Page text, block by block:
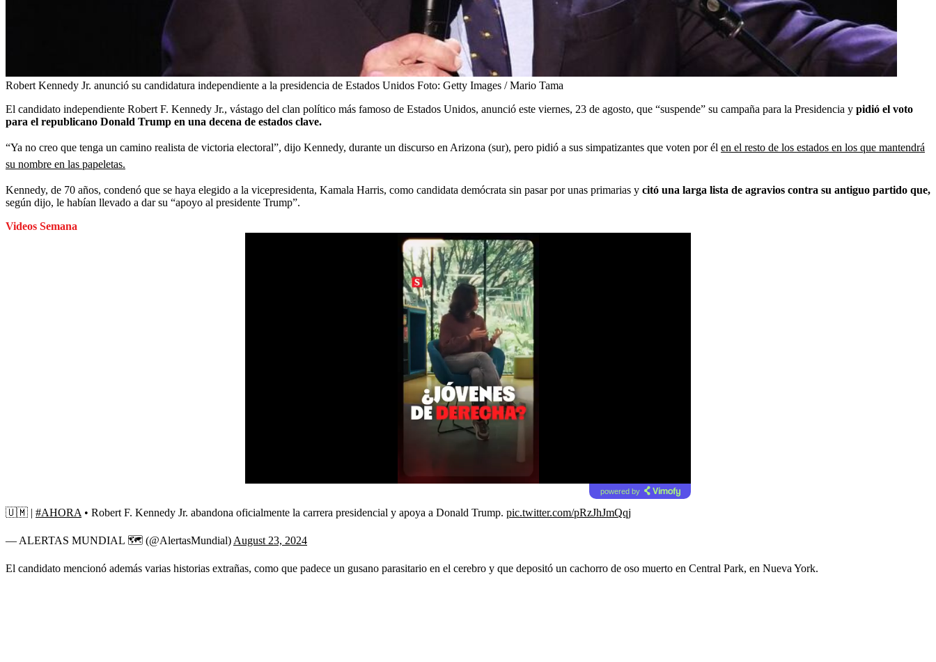
Robert Kennedy Jr. anunció su candidatura independiente a la presidencia de Estados Unidos Foto: Getty Images / Mario Tama
El candidato independiente Robert F. Kennedy Jr., vástago del clan político más famoso de Estados Unidos, anunció este viernes, 23 de agosto, que “suspende” su campaña para la Presidencia y pidió el voto
para el republicano Donald Trump en una decena de estados clave.
“Ya no creo que tenga un camino realista de victoria electoral”, dijo Kennedy, durante un discurso en Arizona (sur), pero pidió a sus simpatizantes que voten por él en el resto de los estados en los que mantendrá
su nombre en las papeletas.
Kennedy, de 70 años, condenó que se haya elegido a la vicepresidenta, Kamala Harris, como candidata demócrata sin pasar por unas primarias y citó una larga lista de agravios contra su antiguo partido que,
según dijo, le habían llevado a dar su “apoyo al presidente Trump”.
Videos Semana
powered by
🇺🇲 | #AHORA • Robert F. Kennedy Jr. abandona oficialmente la carrera presidencial y apoya a Donald Trump. pic.twitter.com/pRzJhJmQqj
— ALERTAS MUNDIAL 🗺️ (@AlertasMundial) August 23, 2024
El candidato mencionó además varias historias extrañas, como que padece un gusano parasitario en el cerebro y que depositó un cachorro de oso muerto en Central Park, en Nueva York.